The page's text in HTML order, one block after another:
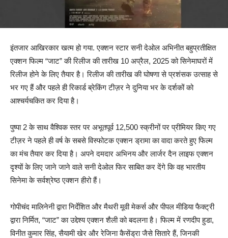
इंतजार आखिरकार खत्म हो गया. एक्शन स्टार सनी देओल अभिनीत बहुप्रतीक्षित
एक्शन फिल्म “जाट” की रिलीज की तारीख 10 अप्रैल, 2025 को सिनेमाघरों में
रिलीज होने के लिए तैयार है। रिलीज की तारीख की घोषणा से प्रशंसक उत्साह से
भर गए हैं और पहले ही रिकार्ड ब्रेकिंग टीज़र ने दुनिया भर के दर्शकों को
आश्चर्यचकित कर दिया है।
पुष्पा 2 के साथ वैश्विक स्तर पर अभूतपूर्व 12,500 स्क्रीनों पर प्रीमियर किए गए
टीज़र ने पहले ही वर्ष के सबसे विस्फोटक एक्शन ड्रामा का वादा करते हुए फिल्म
का मंच तैयार कर दिया है। अपने दमदार अभिनय और लार्जर दैन लाइफ एक्शन
दृश्यों के लिए जाने जाने वाले सनी देओल फिर साबित कर देंगे कि वह भारतीय
सिनेमा के सर्वश्रेष्ठ एक्शन हीरो हैं।
गोपीचंद मालिनेनी द्वारा निर्देशित और मैथरी मूवी मेकर्स और पीपल मीडिया फैक्ट्री
द्वारा निर्मित, “जाट” का उद्देश्य एक्शन शैली को बदलना है। फिल्म में रणदीप हुडा,
विनीत कुमार सिंह, सैयामी खेर और रेजिना कैसेंड्रा जैसे सितारे हैं, जिनकी